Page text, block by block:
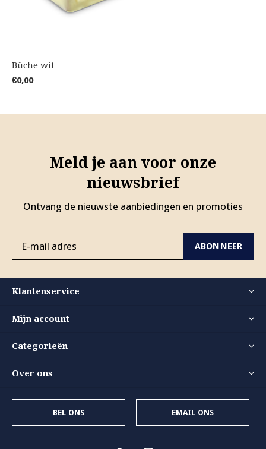
Bûche wit
€0,00
Meld je aan voor onze
nieuwsbrief
Ontvang de nieuwste aanbiedingen en promoties
ABONNEER
Klantenservice
Mijn account
Categorieën
Over ons
BEL ONS EMAIL ONS